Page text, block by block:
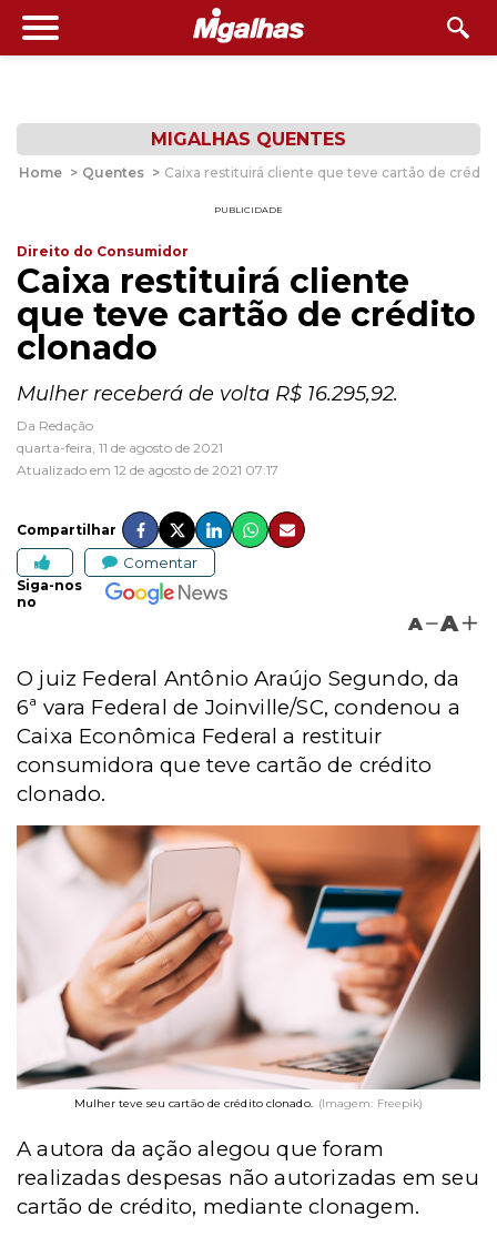
MIGALHAS QUENTES
Home > Quentes > Caixa restituirá cliente que teve cartão de
PUBLICIDADE
Direito do Consumidor
Caixa restituirá cliente
que teve cartão de crédito
clonado
Mulher receberá de volta R$ 16.295,92.
Da Redação
quarta-feira, 11 de agosto de 2021
Atualizado em 12 de agosto de 2021 07:17
Compartilhar
Comentar
Siga-nos
no
A A
O juiz Federal Antônio Araújo Segundo, da
6ª vara Federal de Joinville/SC, condenou a
Caixa Econômica Federal a restituir
consumidora que teve cartão de crédito
clonado.
Mulher teve seu cartão de crédito clonado. (Imagem: Freepik)
A autora da ação alegou que foram
realizadas despesas não autorizadas em seu
cartão de crédito, mediante clonagem.